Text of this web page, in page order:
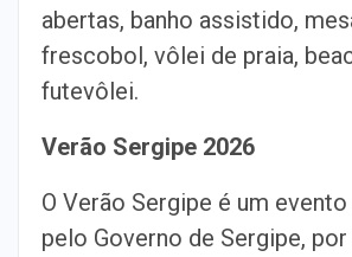
abertas, banho assistido,
frescobol, vôlei de praia,
futevôlei.
Verão Sergipe 2026
O Verão Sergipe é um
pelo Governo de Sergipe,